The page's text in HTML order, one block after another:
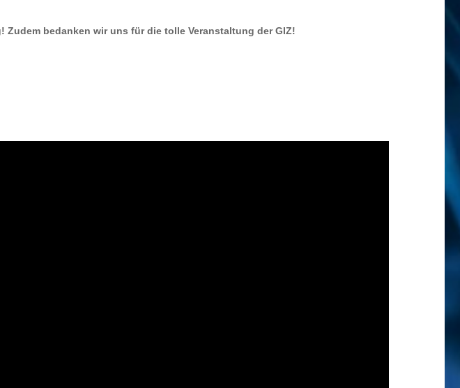
bedanken wir uns für die tolle Veranstaltung der GIZ!